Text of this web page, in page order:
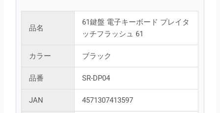
品名
61鍵盤 電子キーボード プレイタ
ッチフラッシュ 61
カラー ブラック
品番 SR-DP04
JAN 4571307413597